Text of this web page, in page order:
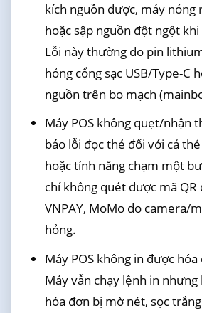
kích nguồn được, máy nóng
hoặc sập nguồn đột ngột
Lỗi này thường do pin
hỏng cổng sạc USB/Type-C
nguồn trên bo mạch
Máy POS không quẹt/nhận
báo lỗi đọc thẻ đối với cả
hoặc tính năng chạm một
chí không quét được mã QR
VNPAY, MoMo do camera/
hỏng.
Máy POS không in được
Máy vẫn chạy lệnh in nhưng
hóa đơn bị mờ nét, sọc